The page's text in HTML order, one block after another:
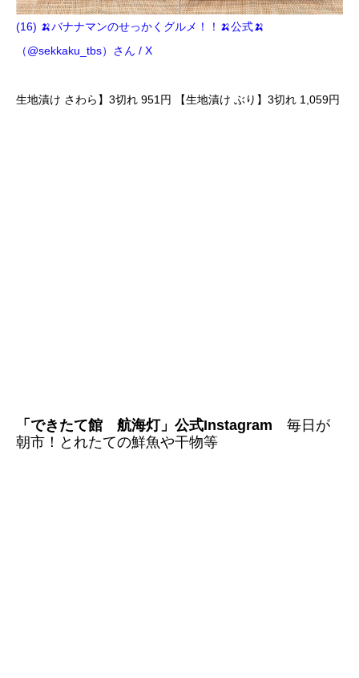
(16) 🍌バナナマンのせっかくグルメ！！🍌公式🍌
（@sekkaku_tbs）さん / X
生地漬け さわら】3切れ 951円 【生地漬け ぶり】3切れ 1,059円
「できたて館 航海灯」公式Instagram 毎日が
朝市！とれたての鮮魚や干物等